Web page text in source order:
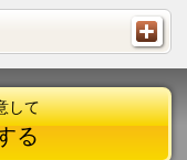
して
る